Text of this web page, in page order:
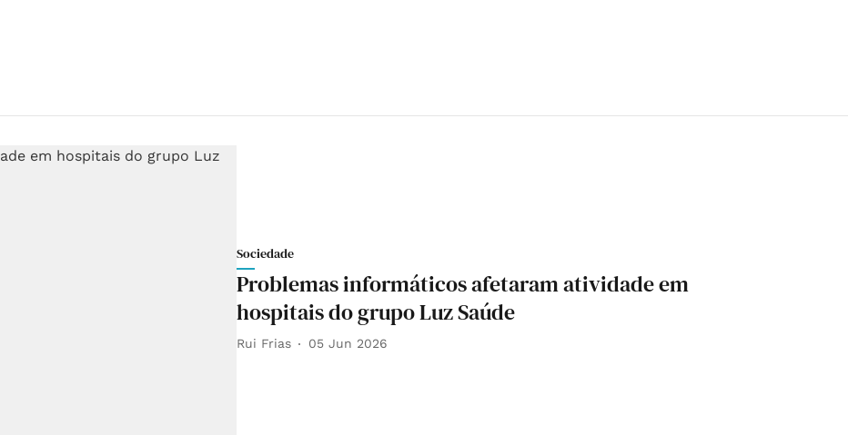
Sociedade
Problemas informáticos afetaram atividade em
hospitais do grupo Luz Saúde
Rui Frias 05 Jun 2026